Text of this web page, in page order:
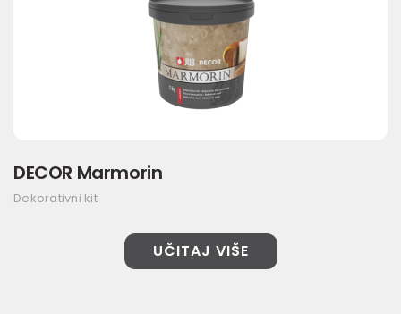
DECOR Marmorin
Dekorativni kit
UČITAJ VIŠE